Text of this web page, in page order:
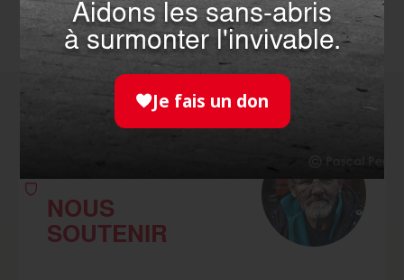
Comment agiravec nous ?
NOUS
SOUTENIR
Aidons les sans-abris
à surmonter l'invivable.
Je fais un don